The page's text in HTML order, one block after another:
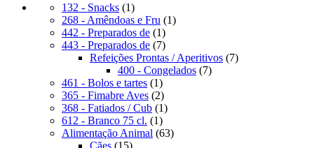
132 - Snacks 11
produto
268 - Amêndoas e Fru 11
442 - Preparados de 11
produto
443 - Preparados de 77
produtos
Refeições Prontas / Aperitivos 77
400 - Congelados 77
461 - Bolos e tartes 11
produto
365 - Fimabre Aves 22
produtos
368 - Fatiados / Cub 11
612 - Branco 75 cl. 11
produto
Alimentação Animal 6363
15